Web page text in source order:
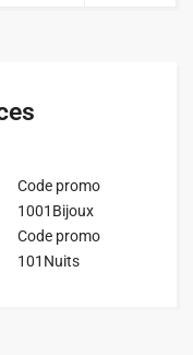
Code promo
1001Bijoux
Code promo
101Nuits